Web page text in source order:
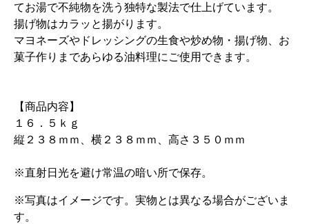
てお湯で不純物を洗う独特な製法で仕上げています。
揚げ物はカラッと揚がります。
マヨネーズやドレッシングの生食や炒め物・揚げ物、お
菓子作りまであらゆる油料理にご使用できます。
【商品内容】
１６．５ｋｇ
縦２３８ｍｍ、横２３８ｍｍ、高さ３５０ｍｍ
※直射日光を避け常温の暗い所で保存。
※写真はイメージです。実物とは異なる場合がございま
す。